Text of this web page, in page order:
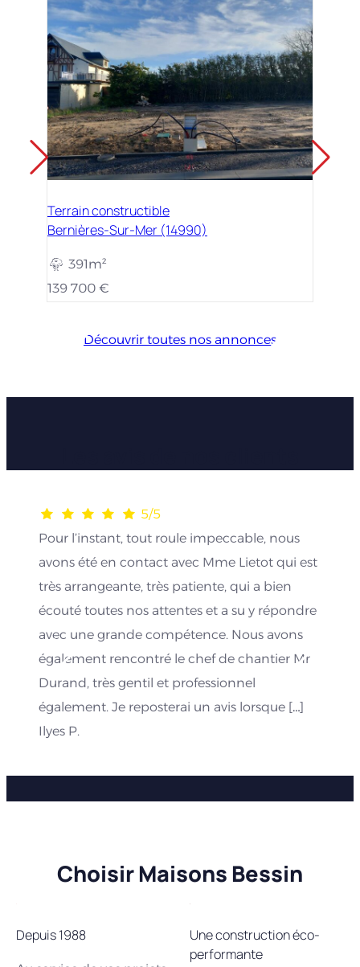
Terrain constructible
Bernières-Sur-Mer (14990)
391m²
139 700 €
Découvrir toutes nos annonces
5/5
Pour l’instant, tout roule impeccable, nous
avons été en contact avec Mme Lietot qui est
très arrangeante, très patiente, qui a bien
écouté toutes nos attentes et a su y répondre
avec une grande compétence. Nous avons
également rencontré le chef de chantier Mr
Durand, très gentil et professionnel
également. Je reposterai un avis lorsque […]
Ilyes P.
Choisir Maisons Bessin
Depuis 1988
Une construction éco-
performante